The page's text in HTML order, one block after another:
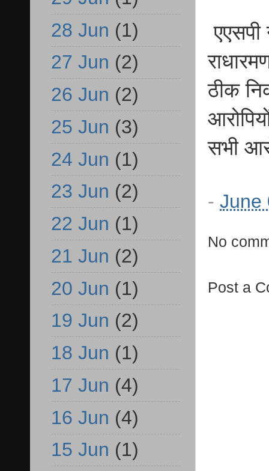
ठीक
सभी
- June
No
Post a
28 Jun (1)
27 Jun (2)
26 Jun (2)
25 Jun (3)
24 Jun (1)
23 Jun (2)
22 Jun (1)
21 Jun (2)
20 Jun (1)
19 Jun (2)
18 Jun (1)
17 Jun (4)
16 Jun (4)
15 Jun (1)